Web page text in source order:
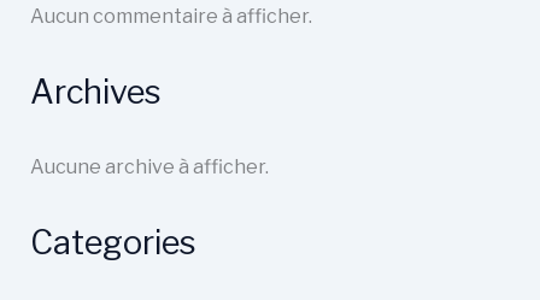
Aucun commentaire à afficher.
Archives
Aucune archive à afficher.
Categories